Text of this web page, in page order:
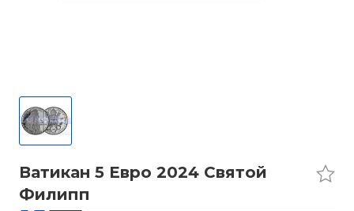
Ватикан 5 Евро 2024 Святой
Филипп